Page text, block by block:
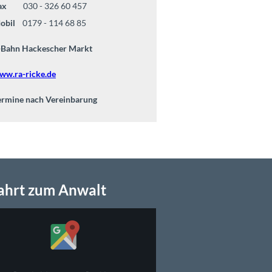
030 - 326 60 457
0179 - 114 68 85
Hackescher Markt
ricke.de
nach Vereinbarung
zum Anwalt